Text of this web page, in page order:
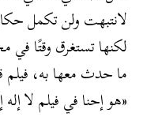
لانتبهت ولن تكمل
لكنها تستغرق وقتًا في
ما حدث معها به،
«هو إحنا في فيلم لا